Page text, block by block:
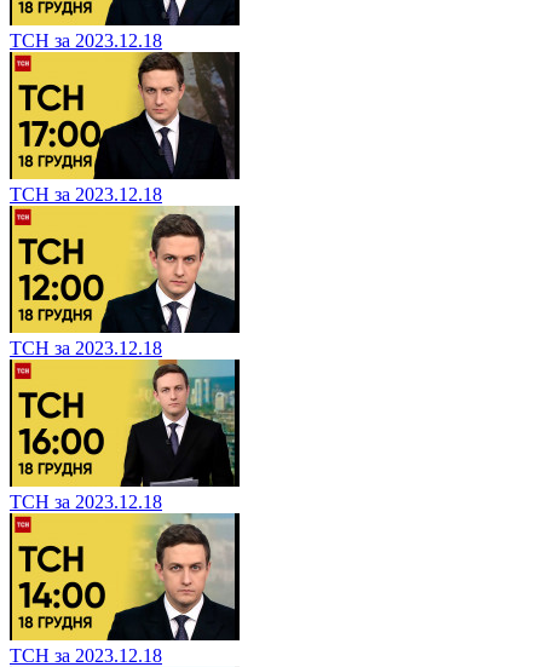
ТСН за 2023.12.18
ТСН за 2023.12.18
ТСН за 2023.12.18
ТСН за 2023.12.18
ТСН за 2023.12.18